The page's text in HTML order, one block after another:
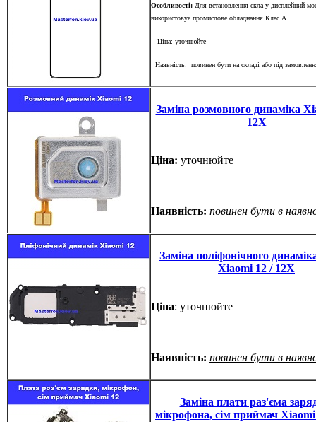
Особливості: Для встановлення скла у дисплейний
використовує промислове обладнання Клас А.
Ціна: уточнюйте
Наявність: повинен бути на складі або під
Заміна розмовного динаміка
12X
Ціна: уточнюйте
Наявність: повинен бути в
Заміна поліфонічного
Xiaomi 12 / 12X
Ціна: уточнюйте
Наявність: повинен бути в
Заміна плати раз'єма
мікрофона, сім приймач